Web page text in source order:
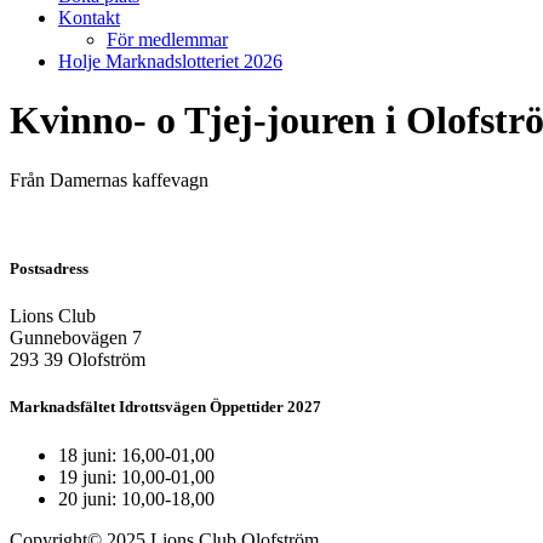
Kontakt
För medlemmar
Holje Marknadslotteriet 2026
Kvinno- o Tjej-jouren i
Från Damernas kaffevagn
Postsadress
Lions Club
Gunnebovägen 7
293 39 Olofström
Marknadsfältet Idrottsvägen Öppettider 2027
18 juni: 16,00-01,00
19 juni: 10,00-01,00
20 juni: 10,00-18,00